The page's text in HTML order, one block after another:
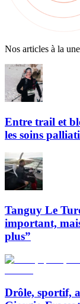
Nos articles à la une
Entre trail et
les soins
Tanguy Le
important,
plus”
Drôle, sportif,